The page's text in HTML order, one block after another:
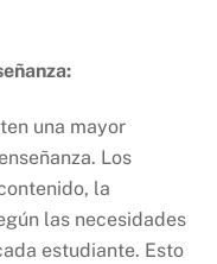
una mayor
Los
la
las necesidades
estudiante. Esto